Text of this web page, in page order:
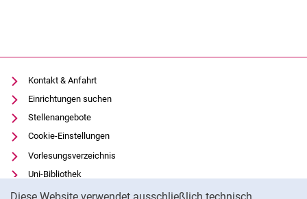
Kontakt & Anfahrt
Einrichtungen suchen
Stellenangebote
Cookie-Einstellungen
Vorlesungsverzeichnis
Uni-Bibliothek
Moodle